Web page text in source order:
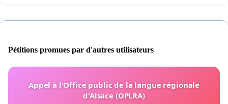
Pétitions promues par d'autres utilisateurs
Appel à l'Office public de la langue régionale
d'Alsace (OPLRA)